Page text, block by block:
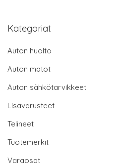
Kategoriat
Auton huolto
Auton matot
Auton sähkötarvikkeet
Lisävarusteet
Telineet
Tuotemerkit
Varaosat